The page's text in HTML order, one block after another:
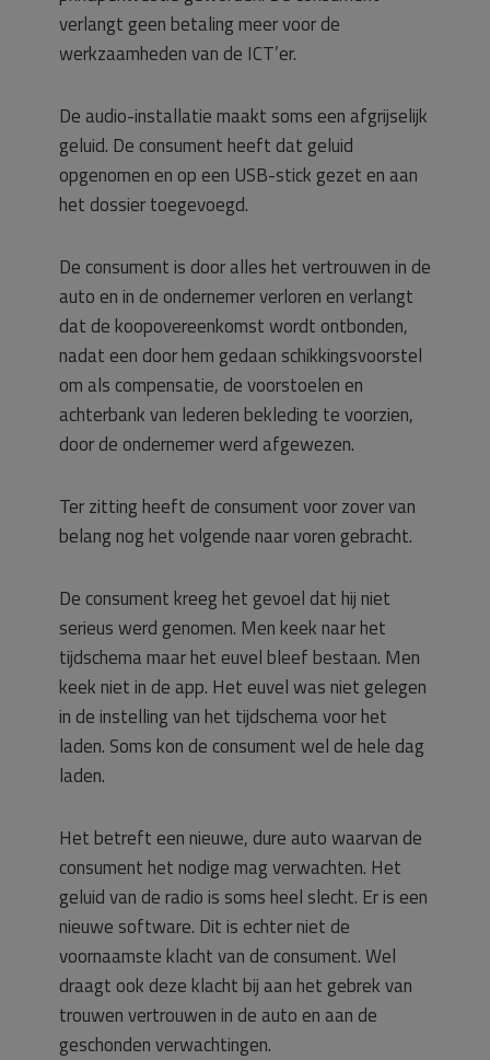
verlangt geen betaling meer voor de
werkzaamheden van de ICT’er.
De audio-installatie maakt soms een afgrijselijk
geluid. De consument heeft dat geluid
opgenomen en op een USB-stick gezet en aan
het dossier toegevoegd.
De consument is door alles het vertrouwen in de
auto en in de ondernemer verloren en verlangt
dat de koopovereenkomst wordt ontbonden,
nadat een door hem gedaan schikkingsvoorstel
om als compensatie, de voorstoelen en
achterbank van lederen bekleding te voorzien,
door de ondernemer werd afgewezen.
Ter zitting heeft de consument voor zover van
belang nog het volgende naar voren gebracht.
De consument kreeg het gevoel dat hij niet
serieus werd genomen. Men keek naar het
tijdschema maar het euvel bleef bestaan. Men
keek niet in de app. Het euvel was niet gelegen
in de instelling van het tijdschema voor het
laden. Soms kon de consument wel de hele dag
laden.
Het betreft een nieuwe, dure auto waarvan de
consument het nodige mag verwachten. Het
geluid van de radio is soms heel slecht. Er is een
nieuwe software. Dit is echter niet de
voornaamste klacht van de consument. Wel
draagt ook deze klacht bij aan het gebrek van
trouwen vertrouwen in de auto en aan de
geschonden verwachtingen.